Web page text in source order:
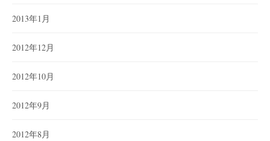
2013年1月
2012年12月
2012年10月
2012年9月
2012年8月